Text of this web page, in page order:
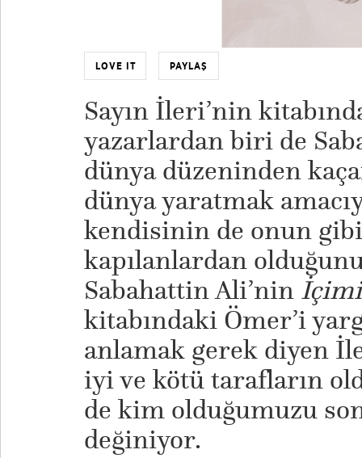
LOVE IT PAYLAŞ
Sayın İleri’nin
yazarlardan biri de
dünya düzeninden
dünya yaratmak
kendisinin de onun
kapılanlardan
Sabahattin Ali’nin
kitabındaki Ömer’i
anlamak gerek diyen
iyi ve kötü tarafların
de kim olduğumuzu
değiniyor.